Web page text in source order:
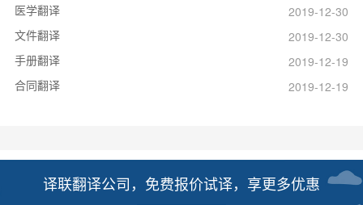
医学翻译
2019-12-30
文件翻译
2019-12-30
手册翻译
2019-12-19
合同翻译
2019-12-19
译联翻译公司，免费报价试译，享更多优惠